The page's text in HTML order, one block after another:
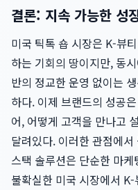
결론: 지속 가능한 성
미국 틱톡 숍 시장은 K-뷰
하는 기회의 땅이지만, 동
반의 정교한 운영 없이는
하다. 이제 브랜드의 성공
어, 어떻게 고객을 만나고
달려있다. 이러한 관점에서
스택 솔루션은 단순한 마
불확실한 미국 시장에서